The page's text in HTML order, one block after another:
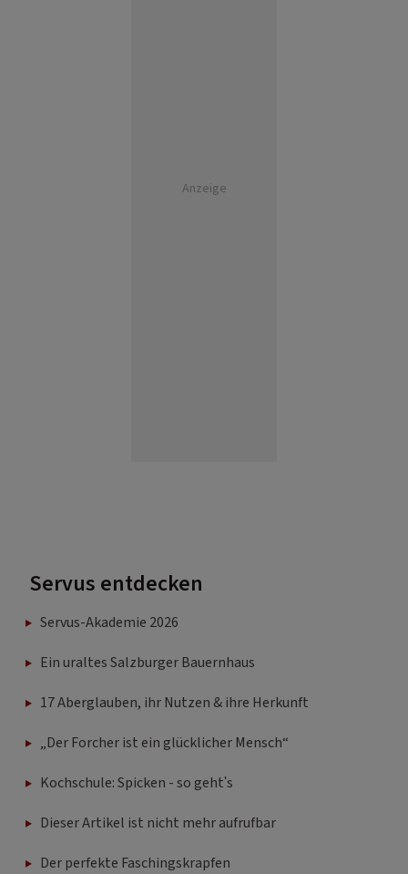
Anzeige
Servus entdecken
Servus-Akademie 2026
Ein uraltes Salzburger Bauernhaus
17 Aberglauben, ihr Nutzen & ihre Herkunft
„Der Forcher ist ein glücklicher Mensch“
Kochschule: Spicken - so geht's
Dieser Artikel ist nicht mehr aufrufbar
Der perfekte Faschingskrapfen